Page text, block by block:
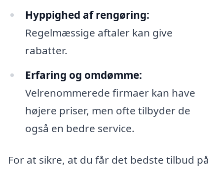
Hyppighed af rengøring:
Regelmæssige aftaler kan give
rabatter.
Erfaring og omdømme:
Velrenommerede firmaer kan have
højere priser, men ofte tilbyder de
også en bedre service.
For at sikre, at du får det bedste tilbud på